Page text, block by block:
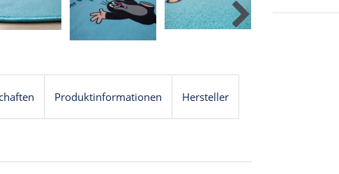
Produktinformationen Hersteller